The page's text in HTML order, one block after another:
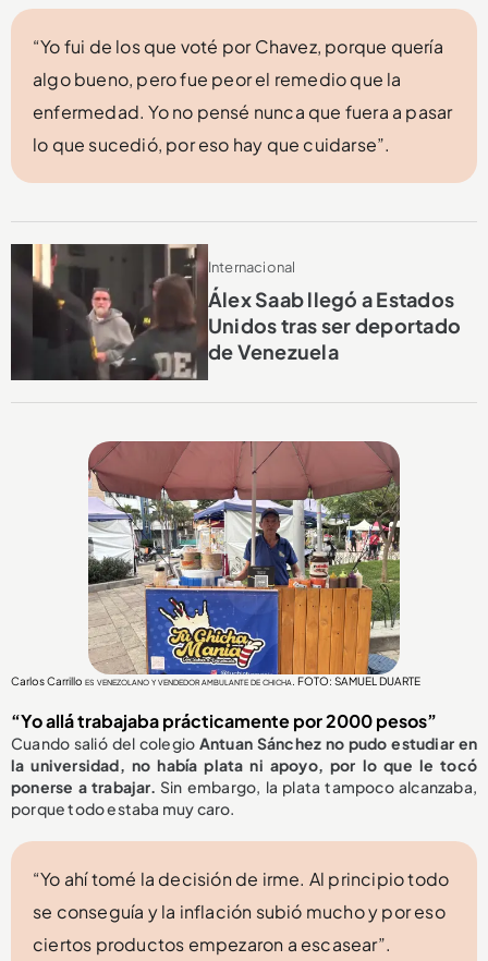
“Yo fui de los que voté por Chavez, porque quería
algo bueno, pero fue peor el remedio que la
enfermedad. Yo no pensé nunca que fuera a pasar
lo que sucedió, por eso hay que cuidarse”.
Internacional
Álex Saab llegó a Estados
Unidos tras ser deportado
de Venezuela
Carlos Carrillo es venezolano y vendedor ambulante de chicha. FOTO: SAMUEL DUARTE
“Yo allá trabajaba prácticamente por 2000 pesos”
Cuando salió del colegio Antuan Sánchez no pudo estudiar en
la universidad, no había plata ni apoyo, por lo que le tocó
ponerse a trabajar. Sin embargo, la plata tampoco alcanzaba,
porque todo estaba muy caro.
“Yo ahí tomé la decisión de irme. Al principio todo
se conseguía y la inflación subió mucho y por eso
ciertos productos empezaron a escasear”.